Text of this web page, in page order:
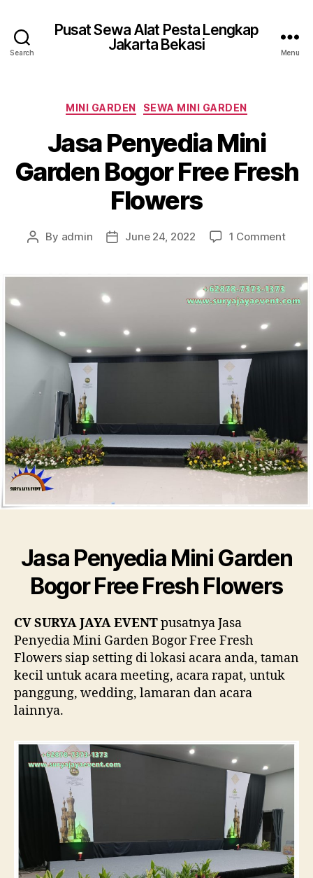
Search
Pusat Sewa Alat Pesta Lengkap
Jakarta Bekasi
Menu
Categories
MINI GARDEN SEWA MINI GARDEN
Jasa Penyedia Mini
Garden Bogor Free Fresh
Flowers
Post
By admin
PostJune 24, 2022 1 Commenton
Mini
Fresh
Jasa Penyedia Mini Garden
Bogor Free Fresh Flowers
CV SURYA JAYA EVENTpusatnya Jasa
Penyedia Mini Garden Bogor Free Fresh
Flowers siap setting di lokasi acara anda, taman
kecil untuk acara meeting, acara rapat, untuk
panggung, wedding, lamaran dan acara
lainnya.